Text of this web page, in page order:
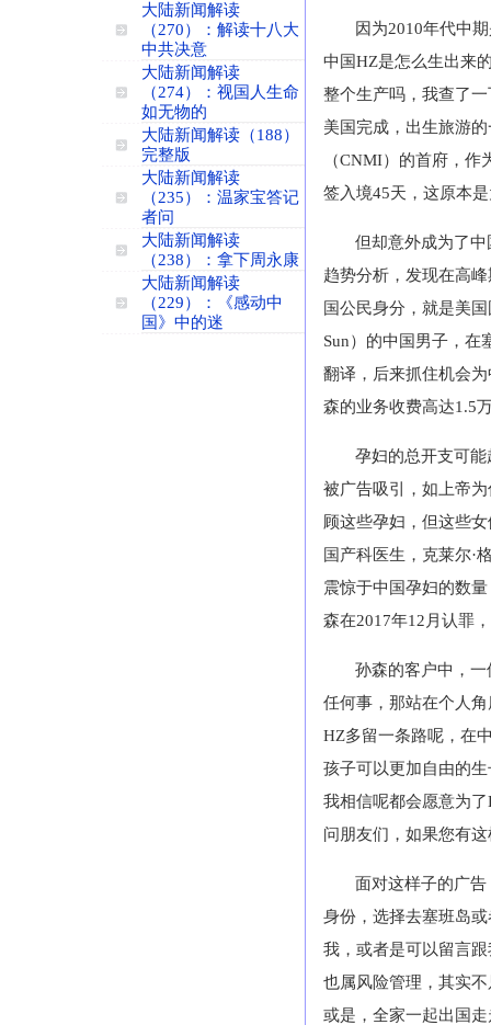
大陆新闻解读
（270）：解读十八大
中共决意
大陆新闻解读
（274）：视国人生命
如无物的
大陆新闻解读（188）
完整版
大陆新闻解读
（235）：温家宝答记
者问
大陆新闻解读
（238）：拿下周永康
大陆新闻解读
（229）：《感动中
国》中的迷
因为2010年代中
中国HZ是怎么生出来
整个生产吗，我查了
美国完成，出生旅游
（CNMI）的首府，作
签入境45天，这原本
但却意外成为了
趋势分析，发现在高
国公民身分，就是美
Sun）的中国男子，在
翻译，后来抓住机会
森的业务收费高达1.5
孕妇的总开支可能
被广告吸引，如上帝
顾这些孕妇，但这些
国产科医生，克莱尔·
震惊于中国孕妇的数
森在2017年12 月认罪
孙森的客户中，
任何事，那站在个人
HZ多留一条路呢，在
孩子可以更加自由的
我相信呢都会愿意为了
问朋友们，如果您有
面对这样子的广
身份，选择去塞班岛
我，或者是可以留言
也属风险管理，其实不
或是，全家一起出国